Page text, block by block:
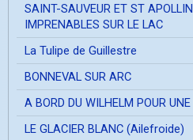
SAINT-SAUVEUR ET ST
IMPRENABLES SUR LE LAC
La Tulipe de Guillestre
BONNEVAL SUR ARC
A BORD DU WILHELM POUR
LE GLACIER BLANC (Ailefroide)